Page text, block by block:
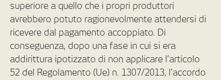
superiore a quello che i propri produttori
avrebbero potuto ragionevolmente attendersi di
ricevere dal pagamento accoppiato. Di
conseguenza, dopo una fase in cui si era
addirittura ipotizzato di non applicare l’articolo
52 del Regolamento (Ue) n. 1307/2013, l’accordo